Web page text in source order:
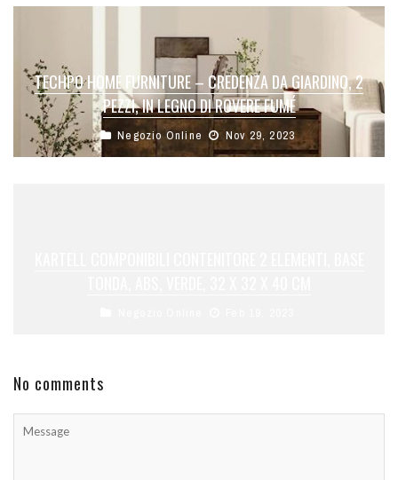
TECHPO HOME FURNITURE – CREDENZA DA GIARDINO, 2
PEZZI, IN LEGNO DI ROVERE FUMÉ
Negozio Online Nov 29, 2023
No comments